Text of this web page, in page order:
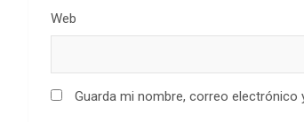
Web
Guarda mi nombre, correo electrónico